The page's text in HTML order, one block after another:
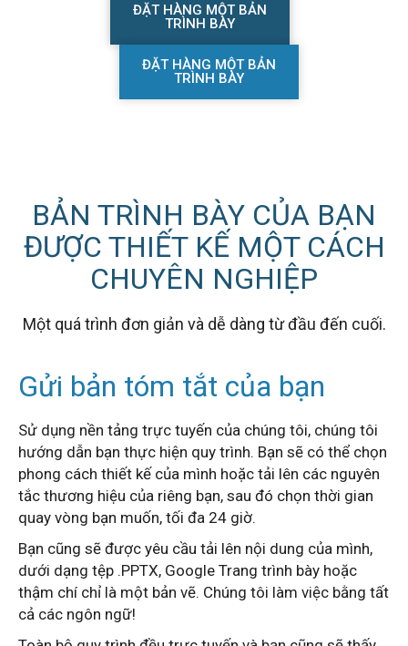
ĐẶT HÀNG MỘT BẢN
TRÌNH BÀY
ĐẶT HÀNG MỘT BẢN
TRÌNH BÀY
BẢN TRÌNH BÀY CỦA BẠN
ĐƯỢC THIẾT KẾ MỘT CÁCH
CHUYÊN NGHIỆP
Một quá trình đơn giản và dễ dàng từ đầu đến cuối.
Gửi bản tóm tắt của bạn
Sử dụng nền tảng trực tuyến của chúng tôi, chúng tôi
hướng dẫn bạn thực hiện quy trình. Bạn sẽ có thể chọn
phong cách thiết kế của mình hoặc tải lên các nguyên
tắc thương hiệu của riêng bạn, sau đó chọn thời gian
quay vòng bạn muốn, tối đa 24 giờ.
Bạn cũng sẽ được yêu cầu tải lên nội dung của mình,
dưới dạng tệp .PPTX, Google Trang trình bày hoặc
thậm chí chỉ là một bản vẽ. Chúng tôi làm việc bằng tất
cả các ngôn ngữ!